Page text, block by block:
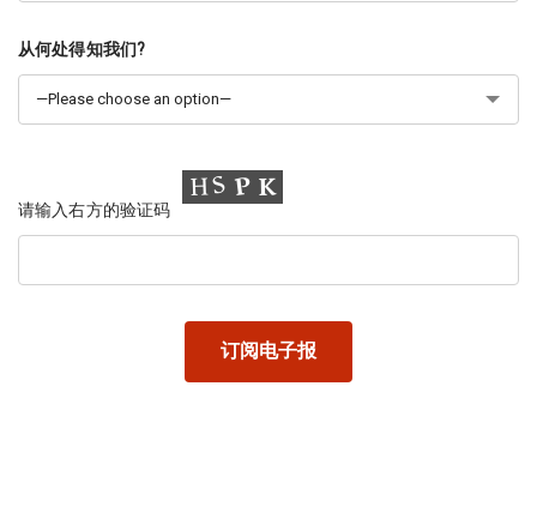
从何处得知我们?
请输入右方的验证码